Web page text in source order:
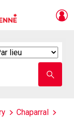
nom
Chaparral